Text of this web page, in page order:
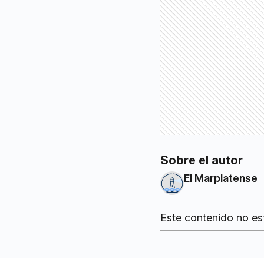
Sobre el autor
El Marplatense
Este contenido no